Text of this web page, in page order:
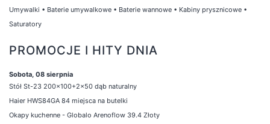
Umywalki • Baterie umywalkowe • Baterie wannowe • Kabiny prysznicowe •
Saturatory
PROMOCJE I HITY DNIA
Sobota, 08 sierpnia
Stół St-23 200x100+2x50 dąb naturalny
Haier HWS84GA 84 miejsca na butelki
Okapy kuchenne - Globalo Arenoflow 39.4 Złoty